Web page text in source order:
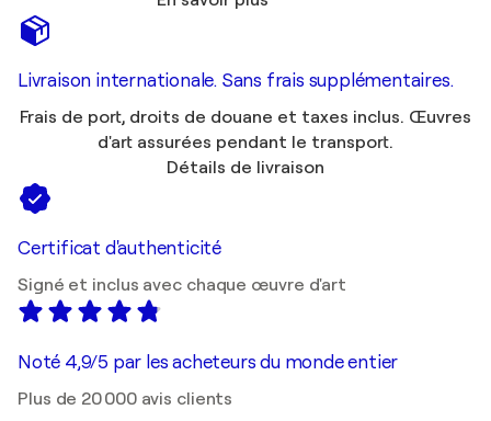
Livraison internationale. Sans frais supplémentaires.
Frais de port, droits de douane et taxes inclus. Œuvres
d'art assurées pendant le transport.
Détails de livraison
Certificat d'authenticité
Signé et inclus avec chaque œuvre d'art
Noté 4,9/5 par les acheteurs du monde entier
Plus de 20 000 avis clients